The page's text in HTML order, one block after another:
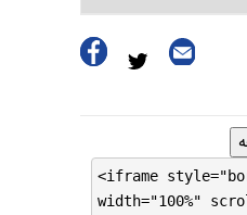
<iframe
width="100%"